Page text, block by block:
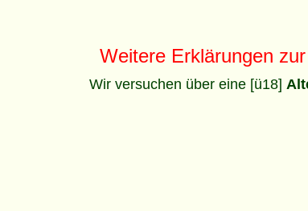
Weitere Erklärungen
Wir versuchen über eine [ü18]